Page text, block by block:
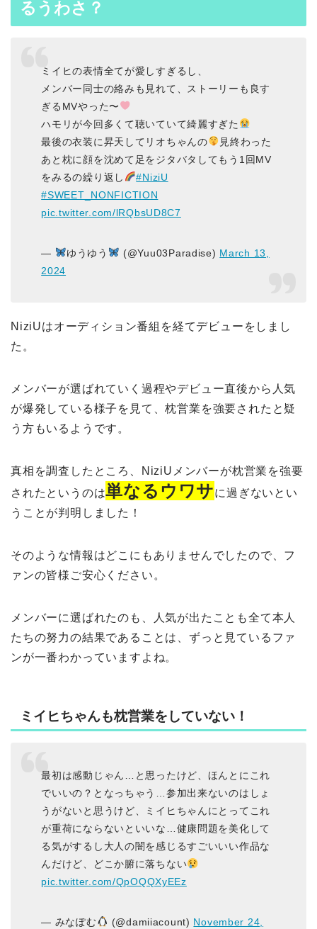
るうわさ？
ミイヒの表情全てが愛しすぎるし、
メンバー同士の絡みも見れて、ストーリーも良す
ぎるMVやった〜
ハモリが今回多くて聴いていて綺麗すぎた
最後の衣装に昇天してリオちゃんの
見終わった
あと枕に顔を沈めて足をジタバタしてもう1回MV
をみるの繰り返し
#NiziU
#SWEET_NONFICTION
pic.twitter.com/lRQbsUD8C7
— ゆうゆう (@Yuu03Paradise) March 13,
2024
NiziUはオーディション番組を経てデビューをしまし
た。
メンバーが選ばれていく過程やデビュー直後から人気
が爆発している様子を見て、枕営業を強要されたと疑
う方もいるようです。
真相を調査したところ、NiziUメンバーが枕営業を強要
されたというのは単なる ウワサに過ぎないとい
うことが判明しました！
そのような情報はどこにもありませんでしたので、フ
ァンの皆様ご安心ください。
メンバーに選ばれたのも、人気が出たことも全て本人
たちの努力の結果であることは、ずっと見ているファ
ンが一番わかっていますよね。
ミイヒちゃんも枕営業をしていない！
最初は感動じゃん…と思ったけど、ほんとにこれ
でいいの？となっちゃう…参加出来ないのはしょ
うがないと思うけど、ミイヒちゃんにとってこれ
が重荷にならないといいな…健康問題を美化して
る気がするし大人の闇を感じるすごいいい作品な
んだけど、どこか腑に落ちない
pic.twitter.com/QpOQQXyEEz
— みなぽむ (@damiiacount) November 24,